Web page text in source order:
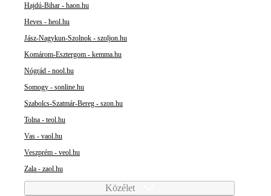
Hajdú-Bihar - haon.hu
Heves - heol.hu
Jász-Nagykun-Szolnok - szoljon.hu
Komárom-Esztergom - kemma.hu
Nógrád - nool.hu
Somogy - sonline.hu
Szabolcs-Szatmár-Bereg - szon.hu
Tolna - teol.hu
Vas - vaol.hu
Veszprém - veol.hu
Zala - zaol.hu
Közélet